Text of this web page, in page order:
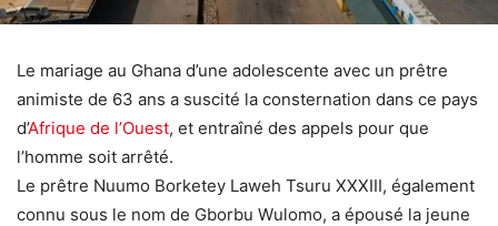
Le mariage au Ghana d’une adolescente avec un prêtre
animiste de 63 ans a suscité la consternation dans ce pays
d’Afrique de l’Ouest, et entraîné des appels pour que
l’homme soit arrêté.
Le prêtre Nuumo Borketey Laweh Tsuru XXXIII, également
connu sous le nom de Gborbu Wulomo, a épousé la jeune